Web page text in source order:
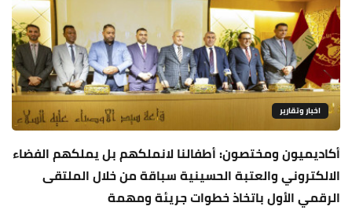
اخبار وتقارير
أكاديميون ومختصون: أطفالنا لانملكهم بل يملكهم الفضاء
الالكتروني والعتبة الحسينية سباقة من خلال الملتقى
الرقمي الأول باتخاذ خطوات جريئة ومهمة